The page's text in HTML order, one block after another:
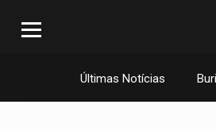
Últimas Notícias